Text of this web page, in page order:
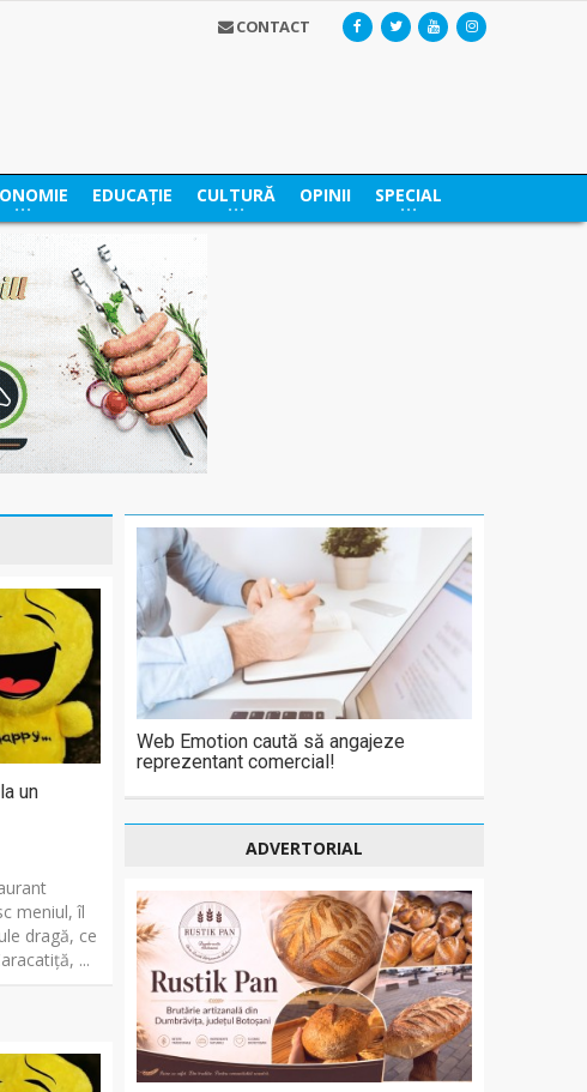
CONTACT
EDUCAȚIE CULTURĂ OPINII SPECIAL
un
meniul, îl
dragă, ce
...
Web Emotion caută să angajeze
reprezentant comercial!
ADVERTORIAL